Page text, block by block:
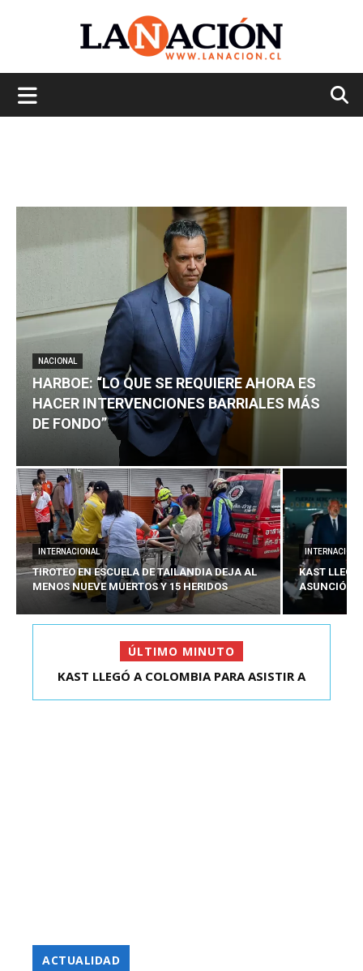
NACIONAL
HARBOE: “LO QUE SE REQUIERE AHORA ES
HACER INTERVENCIONES BARRIALES MÁS
DE FONDO”
INTERNACIONAL
TIROTEO EN ESCUELA DE TAILANDIA DEJA AL
MENOS NUEVE MUERTOS Y 15 HERIDOS
KAST
ASUNCIÓN
ÚLTIMO MINUTO
HARBOE: “LO QUE SE REQUIERE AHORA ES HACER
KAST LLEGÓ A COLOMBIA PARA ASISTIR A
ACTUALIDAD